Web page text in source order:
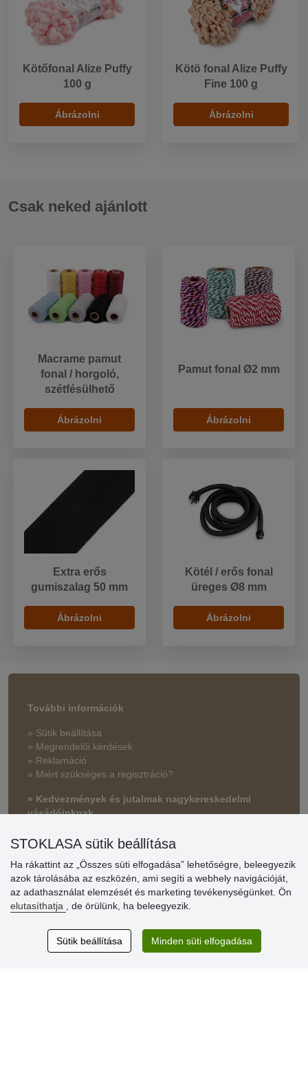
Kötőfonal Alize Puffy
100 g
Ábrázolni
Kötö fonal Alize Puffy
Fine 100 g
Ábrázolni
Csak neked ajánlott
Macrame pamut
fonal / horgoló,
szétfésülhető
Ábrázolni
Pamut fonal Ø2 mm
Ábrázolni
Extra erős
gumiszalag 50 mm
Ábrázolni
Kötél / erős fonal
üreges Ø8 mm
Ábrázolni
További információk
» Sütik beállítása
» Megrendelői kérdések
» Reklamáció
» Miért szükséges a regisztráció?
» Kedvezmények és jutalmak nagykereskedelmi
vásárlóinknak
» Súgó
Vásárlók
értékelése
Excellent service
Thank you.
STOKLASA sütik beállítása
Ha rákattint az „Összes süti elfogadása” lehetőségre, beleegyezik
azok tárolásába az eszközén, ami segíti a webhely navigációját,
az adathasználat elemzését és marketing tevékenységünket. Ön
elutasíthatja
, de örülünk, ha beleegyezik.
Sütik beállítása Minden süti elfogadása